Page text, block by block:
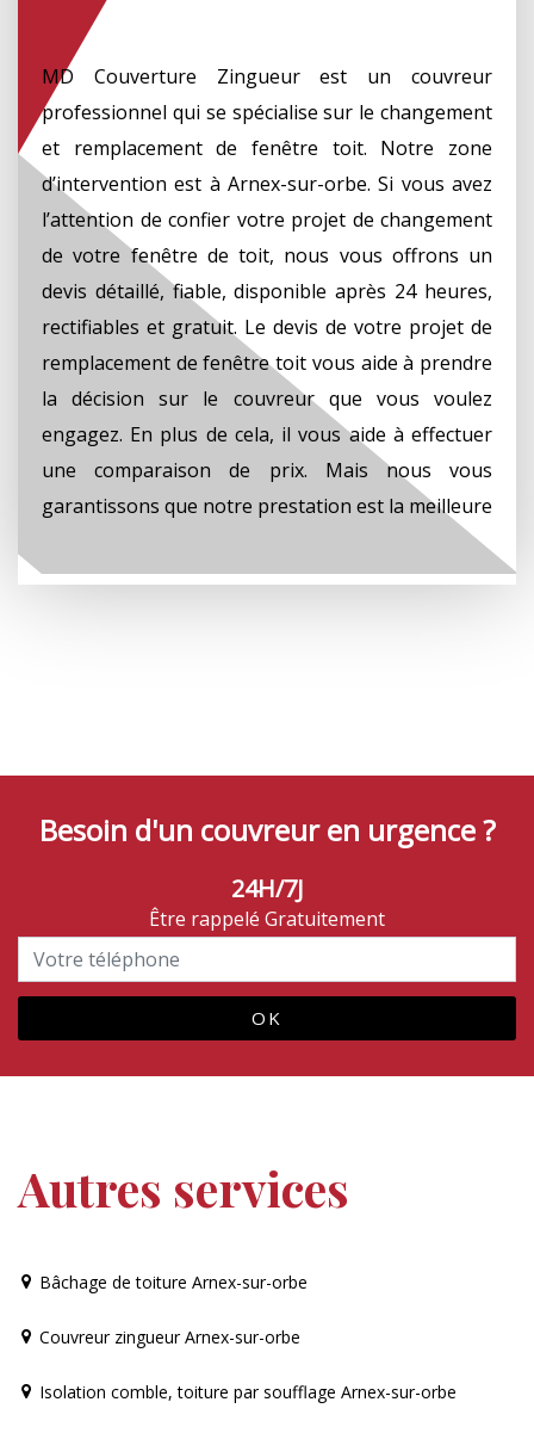
MD Couverture Zingueur est un couvreur
professionnel qui se spécialise sur le changement
et remplacement de fenêtre toit. Notre zone
d’intervention est à Arnex-sur-orbe. Si vous avez
l’attention de confier votre projet de changement
de votre fenêtre de toit, nous vous offrons un
devis détaillé, fiable, disponible après 24 heures,
rectifiables et gratuit. Le devis de votre projet de
remplacement de fenêtre toit vous aide à prendre
la décision sur le couvreur que vous voulez
engagez. En plus de cela, il vous aide à effectuer
une comparaison de prix. Mais nous vous
garantissons que notre prestation est la meilleure
Besoin d'un couvreur en urgence ?
24H/7J
Être rappelé Gratuitement
Autres services
Bâchage de toiture Arnex-sur-orbe
Couvreur zingueur Arnex-sur-orbe
Isolation comble, toiture par soufflage Arnex-sur-orbe